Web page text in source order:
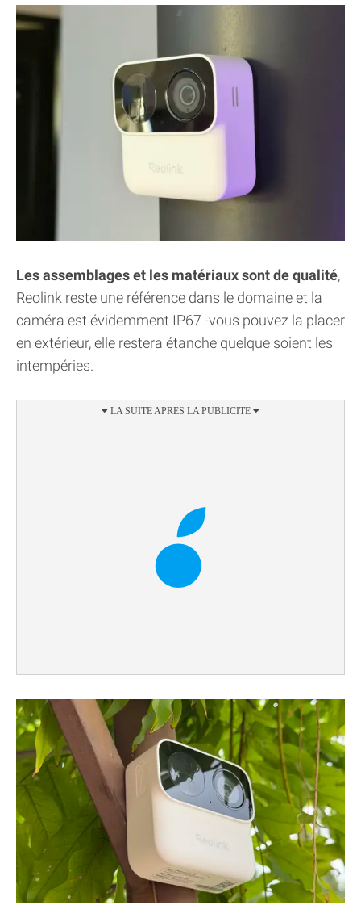
Les assemblages et les matériaux sont de qualité,
Reolink reste une référence dans le domaine et la
caméra est évidemment IP67 -vous pouvez la placer
en extérieur, elle restera étanche quelque soient les
intempéries.